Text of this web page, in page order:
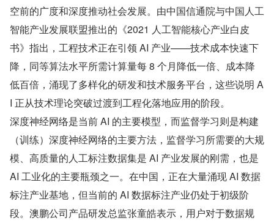
空前的广度和深度推动社会发展。由中国信通院与中国人工
智能产业发展联盟推出的《2021 人工智能核心产业白皮
书》指出，工程技术正在引领 AI 产业——技术成本快速下
降，同等算法水平所需计算量每 8 个月降低一倍、成本降
低百倍，涌现了多样化的研发和技术服务平台，这些说明 A
I 正从技术理论突破过渡到工程化落地应用的阶段。
深度神经网络是当前 AI 的主要模型，而监督学习则是构建
（训练）深度神经网络的主要方法，监督学习所需要的大规
模、高质量的人工标注数据集是 AI 产业发展的刚需，也是
AI 工业化的主要瓶颈之一。在中国，正在大量涌现 AI 数据
标注产业基地，但当前的 AI 数据标注产业仍处于初级阶
段。澳鹏公司产品研发总监张童皓表示，用户对于数据规